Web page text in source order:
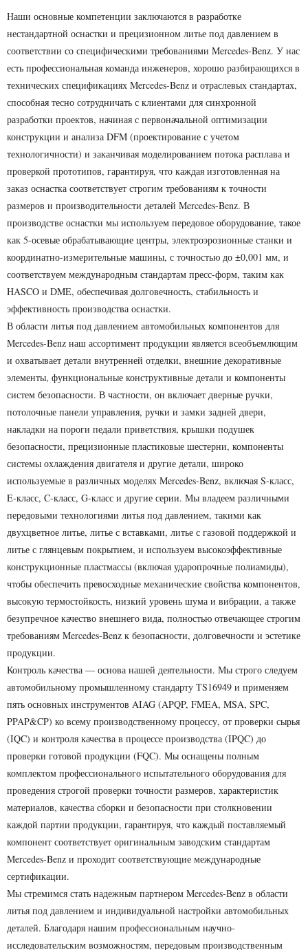
Наши основные компетенции заключаются в разработке
нестандартной оснастки и прецизионном литье под давлением в
соответствии со специфическими требованиями Mercedes-Benz. У нас
есть профессиональная команда инженеров, хорошо разбирающихся в
технических спецификациях Mercedes-Benz и отраслевых стандартах,
способная тесно сотрудничать с клиентами для синхронной
разработки проектов, начиная с первоначальной оптимизации
конструкции и анализа DFM (проектирование с учетом
технологичности) и заканчивая моделированием потока расплава и
проверкой прототипов, гарантируя, что каждая изготовленная на
заказ оснастка соответствует строгим требованиям к точности
размеров и производительности деталей Mercedes-Benz. В
производстве оснастки мы используем передовое оборудование, такое
как 5-осевые обрабатывающие центры, электроэрозионные станки и
координатно-измерительные машины, с точностью до ±0,001 мм, и
соответствуем международным стандартам пресс-форм, таким как
HASCO и DME, обеспечивая долговечность, стабильность и
эффективность производства оснастки.
В области литья под давлением автомобильных компонентов для
Mercedes-Benz наш ассортимент продукции является всеобъемлющим
и охватывает детали внутренней отделки, внешние декоративные
элементы, функциональные конструктивные детали и компоненты
систем безопасности. В частности, он включает дверные ручки,
потолочные панели управления, ручки и замки задней двери,
накладки на пороги педали приветствия, крышки подушек
безопасности, прецизионные пластиковые шестерни, компоненты
системы охлаждения двигателя и другие детали, широко
используемые в различных моделях Mercedes-Benz, включая S-класс,
E-класс, C-класс, G-класс и другие серии. Мы владеем различными
передовыми технологиями литья под давлением, такими как
двухцветное литье, литье с вставками, литье с газовой поддержкой и
литье с глянцевым покрытием, и используем высокоэффективные
конструкционные пластмассы (включая ударопрочные полиамиды),
чтобы обеспечить превосходные механические свойства компонентов,
высокую термостойкость, низкий уровень шума и вибрации, а также
безупречное качество внешнего вида, полностью отвечающее строгим
требованиям Mercedes-Benz к безопасности, долговечности и эстетике
продукции.
Контроль качества — основа нашей деятельности. Мы строго следуем
автомобильному промышленному стандарту TS16949 и применяем
пять основных инструментов AIAG (APQP, FMEA, MSA, SPC,
PPAP&CP) ко всему производственному процессу, от проверки сырья
(IQC) и контроля качества в процессе производства (IPQC) до
проверки готовой продукции (FQC). Мы оснащены полным
комплектом профессионального испытательного оборудования для
проведения строгой проверки точности размеров, характеристик
материалов, качества сборки и безопасности при столкновении
каждой партии продукции, гарантируя, что каждый поставляемый
компонент соответствует оригинальным заводским стандартам
Mercedes-Benz и проходит соответствующие международные
сертификации.
Мы стремимся стать надежным партнером Mercedes-Benz в области
литья под давлением и индивидуальной настройки автомобильных
деталей. Благодаря нашим профессиональным научно-
исследовательским возможностям, передовым производственным